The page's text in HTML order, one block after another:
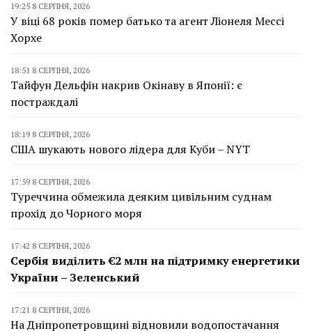
19:25 8 СЕРПНЯ, 2026
У віці 68 років помер батько та агент Ліонеля Мессі
Хорхе
18:51 8 СЕРПНЯ, 2026
Тайфун Дельфін накрив Окінаву в Японії: є
постраждалі
18:19 8 СЕРПНЯ, 2026
США шукають нового лідера для Куби – NYT
17:59 8 СЕРПНЯ, 2026
Туреччина обмежила деяким цивільним суднам
прохід до Чорного моря
17:42 8 СЕРПНЯ, 2026
Сербія виділить €2 млн на підтримку енергетики
України – Зеленський
17:21 8 СЕРПНЯ, 2026
На Дніпропетровщині відновили водопостачання